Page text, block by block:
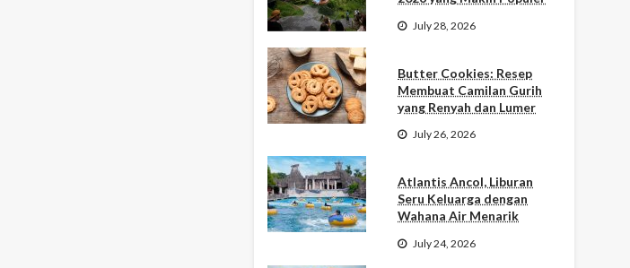
July 28, 2026
Butter Cookies: Resep
Membuat Camilan Gurih
yang Renyah dan Lumer
July 26, 2026
Atlantis Ancol, Liburan
Seru Keluarga dengan
Wahana Air Menarik
July 24, 2026